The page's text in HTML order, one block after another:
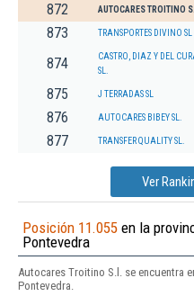
872 AUTOCARES TROITINO
873 TRANSPORTES DIVINO SL
874
CASTRO, DIAZ Y DEL
SL.
875 J TERRADAS SL
876 AUTOCARES BIBEY SL.
877 TRANSFER QUALITY SL.
Ver
Posición 11.055 en la
Pontevedra
Autocares Troitino S.l. se encuentra
Pontevedra.